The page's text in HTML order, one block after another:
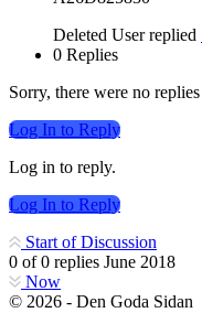
Deleted User replied
0 Replies
Sorry, there were no
Log In to Reply
Log in to reply.
Log In to Reply
Start of Discussion
0 of0 replies June 2018
Now
© 2026 - Den Goda Sidan